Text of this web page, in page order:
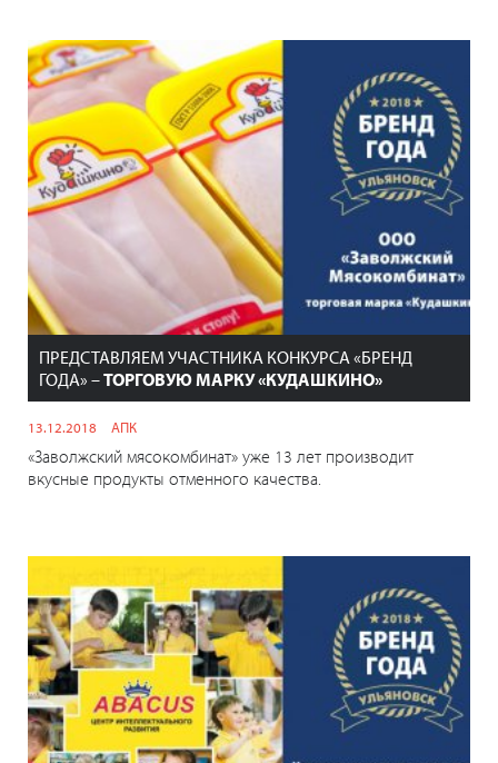
ПРЕДСТАВЛЯЕМ УЧАСТНИКА КОНКУРСА «БРЕНД
ГОДА» –ТОРГОВУЮ МАРКУ «КУДАШКИНО»
13.12.2018 АПК
«Заволжский мясокомбинат» уже 13 лет производит
вкусные продукты отменного качества.